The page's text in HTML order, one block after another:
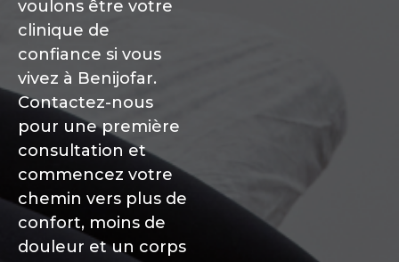
voulons être votre
clinique de
confiance si vous
vivez à Benijofar.
Contactez-nous
pour une première
consultation et
commencez votre
chemin vers plus de
confort, moins de
douleur et un corps